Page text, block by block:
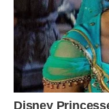
– Що-що? –
хата?..